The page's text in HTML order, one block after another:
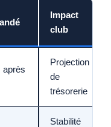
Impact
club
après
Projection
de
trésorerie
Stabilité